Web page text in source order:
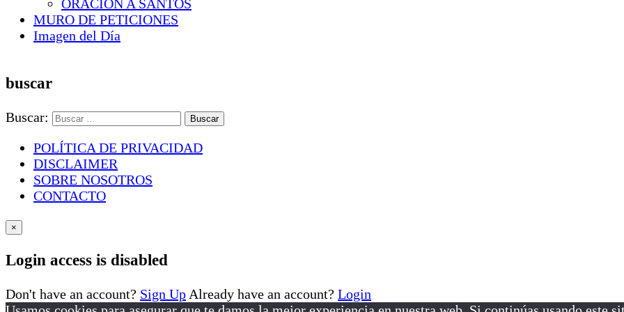
ORACION A SANTOS
MURO DE PETICIONES
Imagen del Día
buscar
Buscar:
POLÍTICA DE PRIVACIDAD
DISCLAIMER
SOBRE NOSOTROS
CONTACTO
×
Login access is disabled
Don't have an account? Sign Up Already have an account? Login